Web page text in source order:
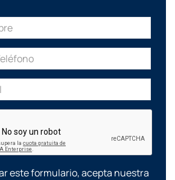
este formulario, acepta nuestra